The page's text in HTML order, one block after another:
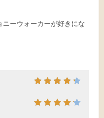
ーウォーカーが好きにな